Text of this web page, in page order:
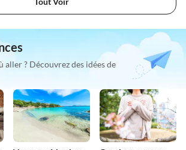
aller ? Découvrez des idées de